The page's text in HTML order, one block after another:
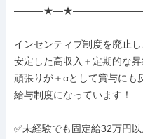
インセンティブ制度を廃止
安定した高収入＋定期的な
頑張りが＋αとして賞与にも
給与制度になっています！
✅未経験でも固定給32万円以